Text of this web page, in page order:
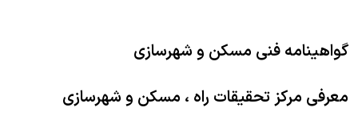
گواهینامه فنی مسکن و شهرسازی
معرفی مرکز تحقیقات راه ، مسکن و شهرسازی